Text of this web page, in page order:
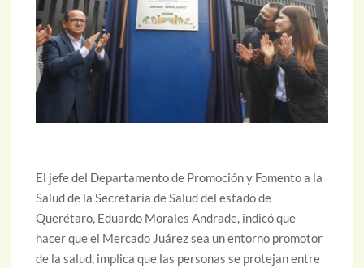
El jefe del Departamento de Promoción y Fomento a la
Salud de la Secretaría de Salud del estado de
Querétaro, Eduardo Morales Andrade, indicó que
hacer que el Mercado Juárez sea un entorno promotor
de la salud, implica que las personas se protejan entre